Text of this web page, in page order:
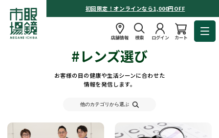
初回限定！オンラインなら1,000円OFF
店舗情報 検索 ログイン カート
#レンズ選び
お客様の目の健康や生活シーンに合わせた
情報を発信します。
他のカテゴリから選ぶ